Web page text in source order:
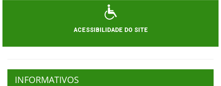
ACESSIBILIDADE DO SITE
INFORMATIVOS